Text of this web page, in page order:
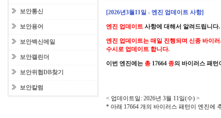
보안통신
보안용어
보안백신메일
보안캘린더
보안위협DB찾기
보안칼럼
[2026년3월11일 - 엔진 업데이트 사항]
엔진 업데이트 사항에 대해서 알려드립니다.
엔진 업데이트는 매일 진행되며 신종 바이
수시로 업데이트 합니다.
이번 엔진에는 총 17664 종의 바이러스 패턴
< 업데이트일: 2026년 3월 11일(수) >
* 아래 17664 개의 바이러스 패턴이 엔진에